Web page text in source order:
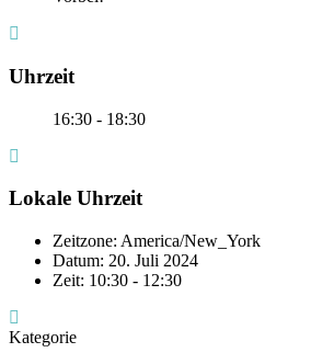
Uhrzeit
16:30 - 18:30
Lokale Uhrzeit
Zeitzone: America/New_York
Datum: 20. Juli 2024
Zeit: 10:30 - 12:30
Kategorie